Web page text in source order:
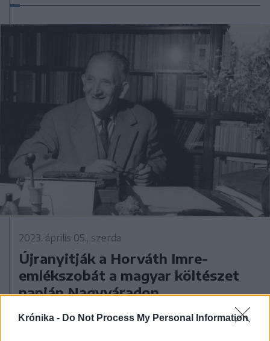
Krónika - Do Not Process My Personal Information
2023. április 05., szerda
Újranyitják a Horváth Imre-
emlékszobát a magyar költészet
napján Nagyváradon